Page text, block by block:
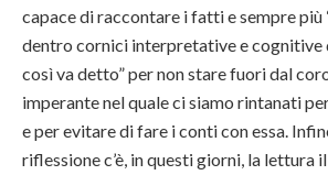
capace di raccontare i fatti e sempre più
dentro cornici interpretative e cognitive
così va detto” per non stare fuori dal
imperante nel quale ci siamo rintanati
e per evitare di fare i conti con essa.
riflessione c’è, in questi giorni, la lettura